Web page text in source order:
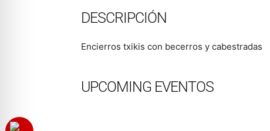
DESCRIPCIÓN
Encierros txikis con becerros y cabestradas
UPCOMING EVENTOS